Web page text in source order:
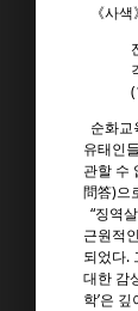
《사
순화교
유태인
관할 수
問答)으
“징역
근원적
되었다.
대한 감
학’은